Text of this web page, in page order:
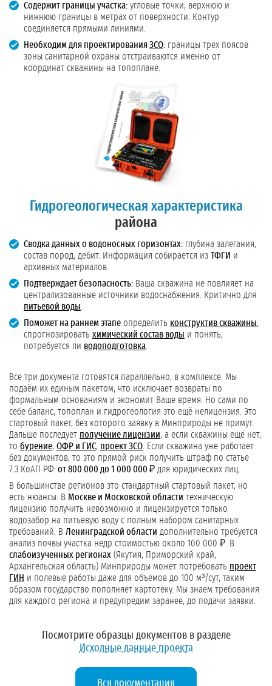
Содержит границы участка: угловые точки, верхнюю и
нижнюю границы в метрах от поверхности. Контур
соединяется прямыми линиями.
Необходим для проектированияЗСО: границы трёх поясов
зоны санитарной охраны отстраиваются именно от
координат скважины на топоплане.
Гидрогеологическая характеристика
района
Сводка данных о водоносных горизонтах: глубина залегания,
состав пород, дебит. Информация собирается из ТФГИ и
архивных материалов.
Подтверждает безопасность: Ваша скважина не повлияет на
централизованные источники водоснабжения. Критично для
питьевой воды
Поможет на раннем этапе определить конструктив скважины,
спрогнозировать химический состав воды и понять,
потребуется ли водоподготовка
Все три документа готовятся параллельно, в комплексе. Мы
подаём их единым пакетом, что исключает возвраты по
формальным основаниям и экономит Ваше время. Но сами по
себе баланс, топоплан и гидрогеология это ещё нелицензия. Это
стартовый пакет, без которого заявку в Минприроды не примут.
Дальше последует получение лицензии, а если скважины ещё нет,
то бурение, ОФР и ГИС, проект ЗСО . Если скважина уже работает
без документов, то это прямой риск получить штраф по статье
7.3 КоАП РФ: от 800 000 до 1 000 000 ₽ для юридических лиц.
В большинстве регионов это стандартный стартовый пакет, но
есть нюансы. В Москве и Московской области техническую
лицензию получить невозможно и лицензируется только
водозабор на питьевую воду с полным набором санитарных
требований. В Ленинградской области дополнительно требуется
анализ почвы участка недр стоимостью около 100 000 ₽. В
слабоизученных регионах (Якутия, Приморский край,
Архангельская область) Минприроды может потребовать проект
ГИН и полевые работы даже для объёмов до 100 м³/сут, таким
образом государство пополняет картотеку. Мы знаем требования
для каждого региона и предупредим заранее, до подачи заявки.
Посмотрите образцы документов в разделе
Исходные данные проекта